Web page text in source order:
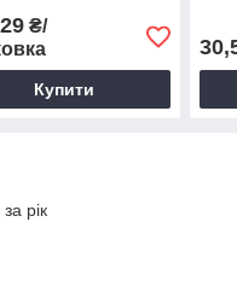
(50 шт/уп)
₴/
Купити
рік